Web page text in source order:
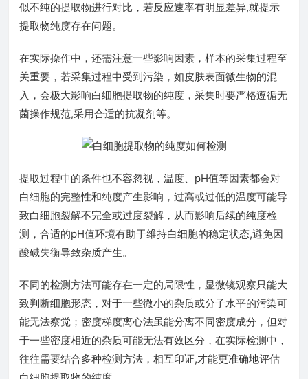
似不纯的提取物进行对比，若反应速率有明显差异,就提示
提取物纯度存在问题。
在实际操作中，还需注意一些影响因素，样本的采集过程至
关重要，若采集过程中受到污染，如皮肤表面微生物的混
入，会极大影响白细胞提取物的纯度，采集时要严格遵循无
菌操作规范,采用合适的抗凝剂等。
提取过程中的条件也不容忽视，温度、pH值等因素都会对
白细胞的完整性和纯度产生影响，过高或过低的温度可能导
致白细胞裂解不完全或过度裂解，从而影响后续的纯度检
测，合适的pH值环境有助于维持白细胞的稳定状态,避免因
酸碱失衡导致杂质产生。
不同的检测方法可能存在一定的局限性，显微镜观察只能大
致判断细胞形态，对于一些微小的杂质或分子水平的污染可
能无法察觉；密度梯度离心法虽能分离不同密度成分，但对
于一些密度相近的杂质可能无法有效区分，在实际检测中，
往往需要结合多种检测方法，相互印证,才能更准确地评估